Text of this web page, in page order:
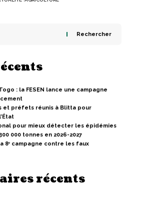
Rechercher
: la FESEN lance une campagne
et préfets réunis à Blitta pour
pour mieux détecter les épidémies
000 tonnes en 2026-2027
8ᵉ campagne contre les faux
récents